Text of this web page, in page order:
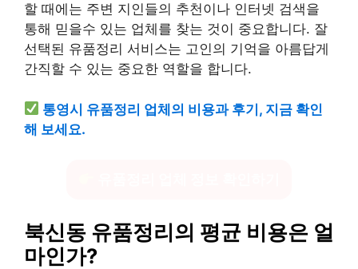
할 때에는 주변 지인들의 추천이나 인터넷 검색을
통해 믿을수 있는 업체를 찾는 것이 중요합니다. 잘
선택된 유품정리 서비스는 고인의 기억을 아름답게
간직할 수 있는 중요한 역할을 합니다.
통영시 유품정리 업체의 비용과 후기, 지금 확인
해 보세요.
북신동 유품정리의 평균 비용은 얼
마인가?